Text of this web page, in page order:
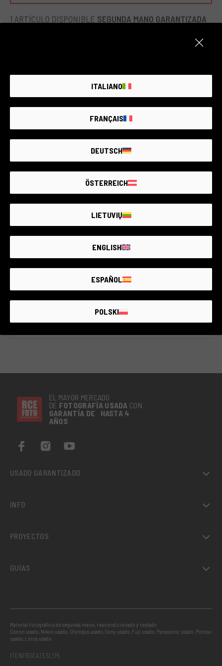
1 ARTÍCULO DISPONIBLE SEGUNDA MANO GARANTIZADA
SIGMA PG-31
Sigma Cameras & Lenses SA
2 años de garantía
RCE Foto - Padova 2
EL MAYOR MERCADO
DE FOTOGRAFÍA USADA CON
GARANTÍA DE HASTA 4
AÑOS
USADO GARANTIZADO
INFO
PROYECTOS
GUÍAS
Material fotográfico de segunda mano, reacondicionado y testado:
Canon usado, Nikon usado, Olympus usado,Sony usado, Fuji usado, Panasonic usado, Pentax
usado, Leica usado
ITENFRDEATESLTPL
ITALIANO
FRANÇAIS
DEUTSCH
ÖSTERREICH
LIETUVIŲ
ENGLISH
ESPAÑOL
POLSKI